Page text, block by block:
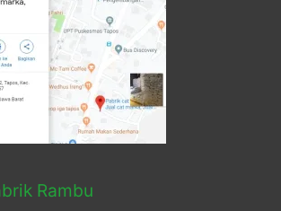
Rambu